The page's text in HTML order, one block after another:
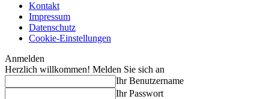
Kontakt
Impressum
Datenschutz
Cookie-Einstellungen
Anmelden
Herzlich willkommen! Melden Sie sich an
Ihr Benutzername
Ihr Passwort